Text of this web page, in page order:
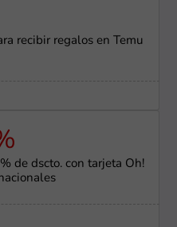
recibir regalos en Temu
de dscto. con tarjeta Oh!